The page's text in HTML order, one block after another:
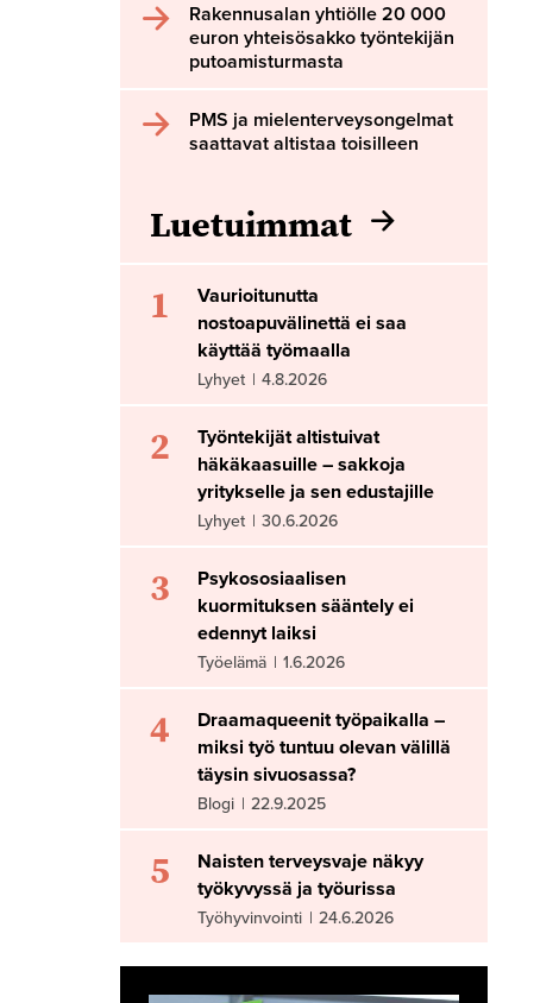
Rakennusalan yhtiölle 20 000
euron yhteisösakko työntekijän
putoamisturmasta
PMS ja mielenterveysongelmat
saattavat altistaa toisilleen
Luetuimmat
1
Vaurioitunutta
nostoapuvälinettä ei saa
käyttää työmaalla
Lyhyet | 4.8.2026
2
Työntekijät altistuivat
häkäkaasuille – sakkoja
yritykselle ja sen edustajille
Lyhyet | 30.6.2026
3
Psykososiaalisen
kuormituksen sääntely ei
edennyt laiksi
Työelämä | 1.6.2026
4
Draamaqueenit työpaikalla –
miksi työ tuntuu olevan välillä
täysin sivuosassa?
Blogi | 22.9.2025
5
Naisten terveysvaje näkyy
työkyvyssä ja työurissa
Työhyvinvointi | 24.6.2026